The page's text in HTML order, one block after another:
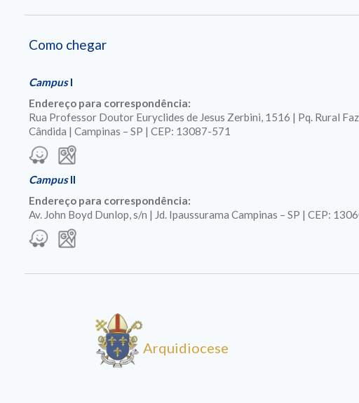
Como chegar
CampusI
Endereço para correspondência:
Rua Professor Doutor Euryclides de Jesus Zerbini, 1516 | Pq. Rural
Cândida | Campinas – SP | CEP: 13087-571
CampusII
Endereço para correspondência:
Av. John Boyd Dunlop, s/n | Jd. Ipaussurama Campinas – SP | CEP:
Arquidiocese